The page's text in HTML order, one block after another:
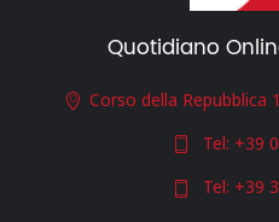
Quotidiano
Corso della Repubblica
Tel: +39
Tel: +39